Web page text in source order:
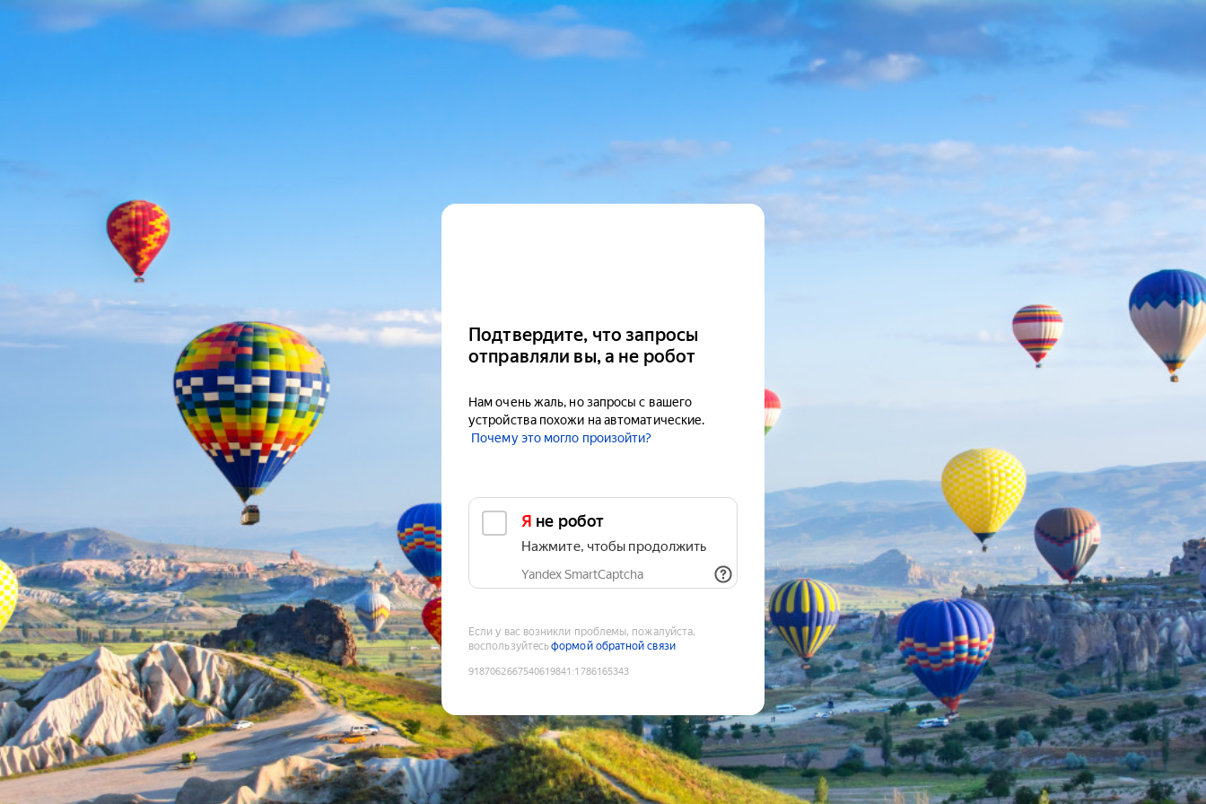
Подтвердите, что запросы
отправляли вы, а не робот
Нам очень жаль, но запросы с вашего
устройства похожи на автоматические.
Почему это могло произойти?
Я не робот
Нажмите, чтобы продолжить
Yandex SmartCaptcha
Если у вас возникли проблемы, пожалуйста,
воспользуйтесьформой обратной связи
9187062667540619841 :1786165343